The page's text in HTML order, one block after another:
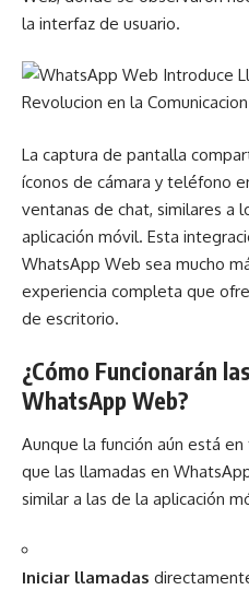
la interfaz de usuario.
La captura de pantalla
íconos de cámara y teléfono
ventanas de chat, similares a
aplicación móvil. Esta
WhatsApp Web sea mucho
experiencia completa que
de escritorio.
¿Cómo Funcionarán
WhatsApp Web?
Aunque la función aún está
que las llamadas en
similar a las de la aplicación
Iniciar llamadas